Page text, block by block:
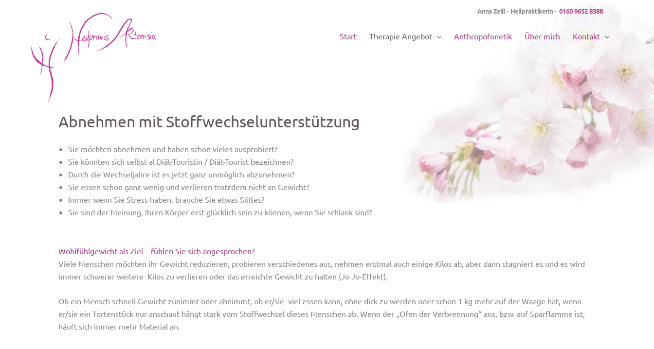
Anna Zeiß - Heilpraktikerin - 0160 9652 8388
Start Therapie Angebot Anthropofonetik Über mich Kontakt
Abnehmen mit Stoffwechselunterstützung
Sie möchten abnehmen und haben schon vieles ausprobiert?
Sie könnten sich selbst al Diät-Touristin / Diät-Tourist bezeichnen?
Durch die Wechseljahre ist es jetzt ganz unmöglich abzunehmen?
Sie essen schon ganz wenig und verlieren trotzdem nicht an Gewicht?
Immer wenn Sie Stress haben, brauche Sie etwas Süßes?
Sie sind der Meinung, Ihren Körper erst glücklich sein zu können, wenn Sie schlank sind?
Wohlfühlgewicht als Ziel – fühlen Sie sich angesprochen?
Viele Menschen möchten ihr Gewicht reduzieren, probieren verschiedenes aus, nehmen erstmal auch einige Kilos ab, aber dann stagniert es und es wird
immer schwerer weitere Kilos zu verlieren oder das erreichte Gewicht zu halten (Jo Jo-Effekt).
Ob ein Mensch schnell Gewicht zunimmt oder abnimmt, ob er/sie viel essen kann, ohne dick zu werden oder schon 1 kg mehr auf der Waage hat, wenn
er/sie ein Tortenstück nur anschaut hängt stark vom Stoffwechsel dieses Menschen ab. Wenn der „Ofen der Verbrennung“ aus, bzw. auf Sparflamme ist,
häuft sich immer mehr Material an.